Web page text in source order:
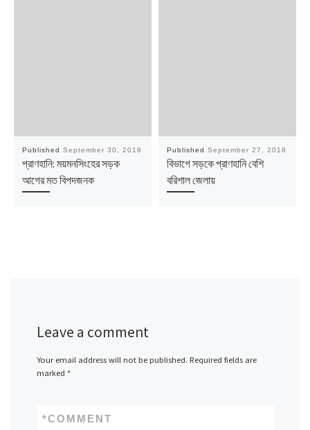
Published September 30, 2018
প্রাণহানি: ময়মনসিংহের সড়ক
আগের মত বিপদজনক
Published September 27, 2018
বিভাগে সড়কে প্রাণহানি বেশি
বরিশাল জেলায়
Leave a comment
Your email address will not be published. Required fields are
marked *
COMMENT
*